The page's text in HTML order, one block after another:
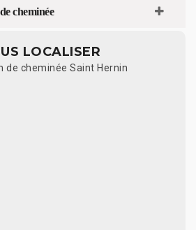
cheminée
LOCALISER
de cheminée Saint Hernin